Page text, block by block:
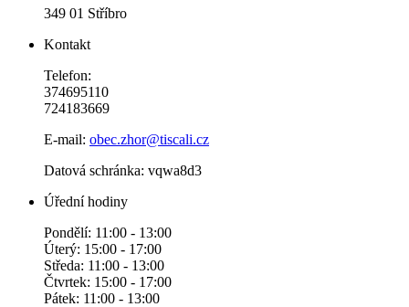
349 01 Stříbro
Kontakt
Telefon:
374695110
724183669
E-mail: obec.zhor@tiscali.cz
Datová schránka: vqwa8d3
Úřední hodiny
Pondělí: 11:00 - 13:00
Úterý: 15:00 - 17:00
Středa: 11:00 - 13:00
Čtvrtek: 15:00 - 17:00
Pátek: 11:00 - 13:00